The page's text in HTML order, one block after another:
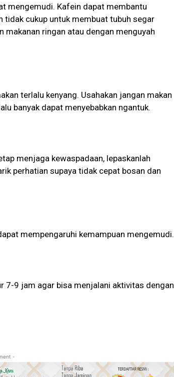
mengemudi. Kafein dapat membantu
cukup untuk membuat tubuh segar
makanan ringan atau dengan menguyah
terlalu kenyang. Usahakan jangan makan
banyak dapat menyebabkan ngantuk.
menjaga kewaspadaan, lepaskanlah
perhatian supaya tidak cepat bosan dan
mempengaruhi kemampuan mengemudi.
7-9 jam agar bisa menjalani aktivitas dengan
-